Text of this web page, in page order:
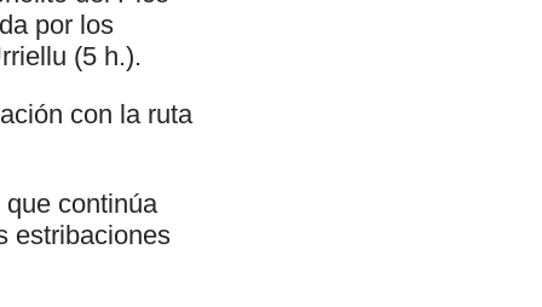
por los
(5 h.).
con la ruta
continúa
estribaciones